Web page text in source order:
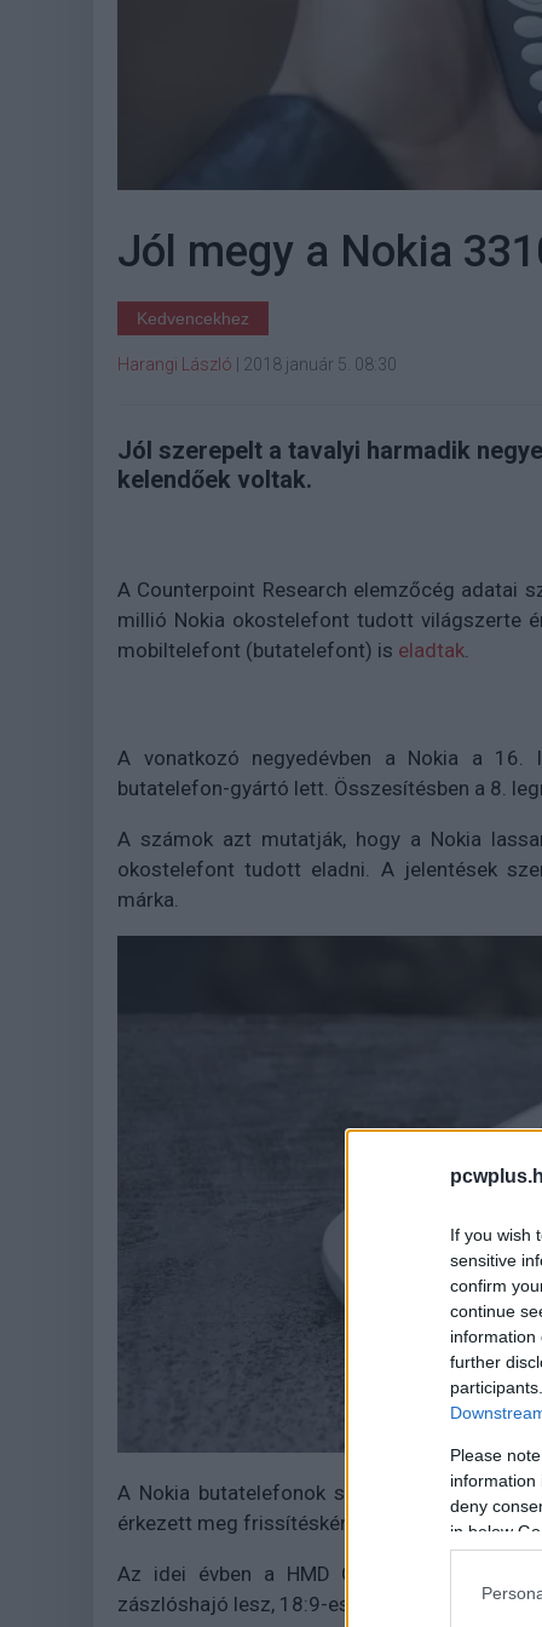
If you wish
sensitive
confirm
continue
information
further
Please
information
deny
in below
Jól megy a Nokia
Kedvencekhez
Harangi László 2018 január 5. 08:30
Jól szerepelt a tavalyi harmadik
kelendőek voltak.
A Counterpoint Research elemzőcég adatai
millió Nokia okostelefont tudott világszerte
mobiltelefont (butatelefont) is eladtak.
A vonatkozó negyedévben a Nokia a 16.
butatelefon-gyártó lett. Összesítésben a 8.
A számok azt mutatják, hogy a Nokia
okostelefont tudott eladni. A jelentések
márka.
A Nokia butatelefonok sikere egyébként az
érkezett meg frissítésként, az eredeti után.
Az idei évben a HMD Global hat új Nokia
zászlóshajó lesz, 18:9-es, 5,5 hüvelykes